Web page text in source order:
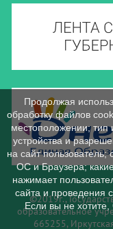
©2019г.,
образовательное
665255,
Продолжая
обработку файлов
местоположении; тип
устройства и
на сайт пользователь;
ОС и Браузера;
нажимает
сайта и проведения
Если вы не